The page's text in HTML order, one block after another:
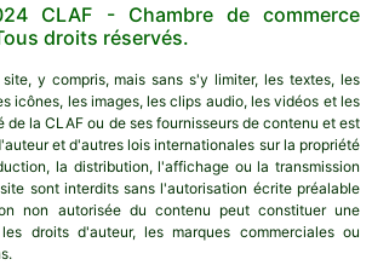
CLAF - Chambre de commerce
droits réservés.
y compris, mais sans s'y limiter, les textes, les
icônes, les images, les clips audio, les vidéos et les
de la CLAF ou de ses fournisseurs de contenu et est
et d'autres lois internationales sur la propriété
la distribution, l'affichage ou la transmission
sont interdits sans l'autorisation écrite préalable
non autorisée du contenu peut constituer une
droits d'auteur, les marques commerciales ou